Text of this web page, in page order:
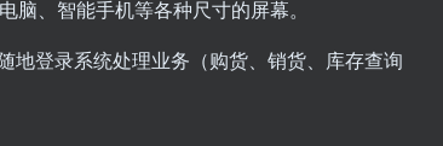
脑、智能手机等各种尺寸的屏幕。
地登录系统处理业务（购货、销货、库存查询